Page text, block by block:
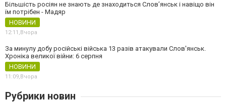
Більшість росіян не знають де знаходиться Слов’янськ і навіщо він
їм потрібен - Мадяр
НОВИНИ
12:11, Вчора
За минулу добу російські війська 13 разів атакували Слов'янськ.
Хроніка великої війни: 6 серпня
НОВИНИ
11:09, Вчора
Рубрики новин